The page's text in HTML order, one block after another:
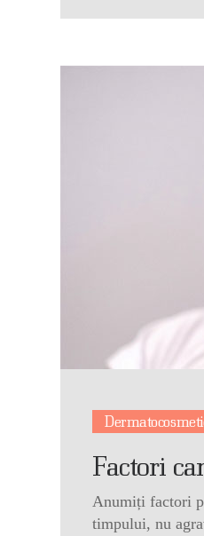
Factori
Anumiți factori
timpului, nu